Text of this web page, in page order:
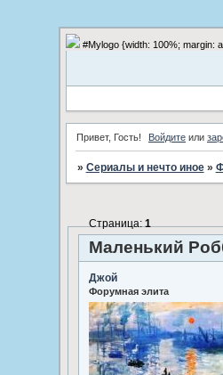
#Mylogo {width: 100%; margin:
Привет, Гость! Войдите или
» Сериалы и нечто иное »
Маленький
Страница:1
Джой
Форумная элита